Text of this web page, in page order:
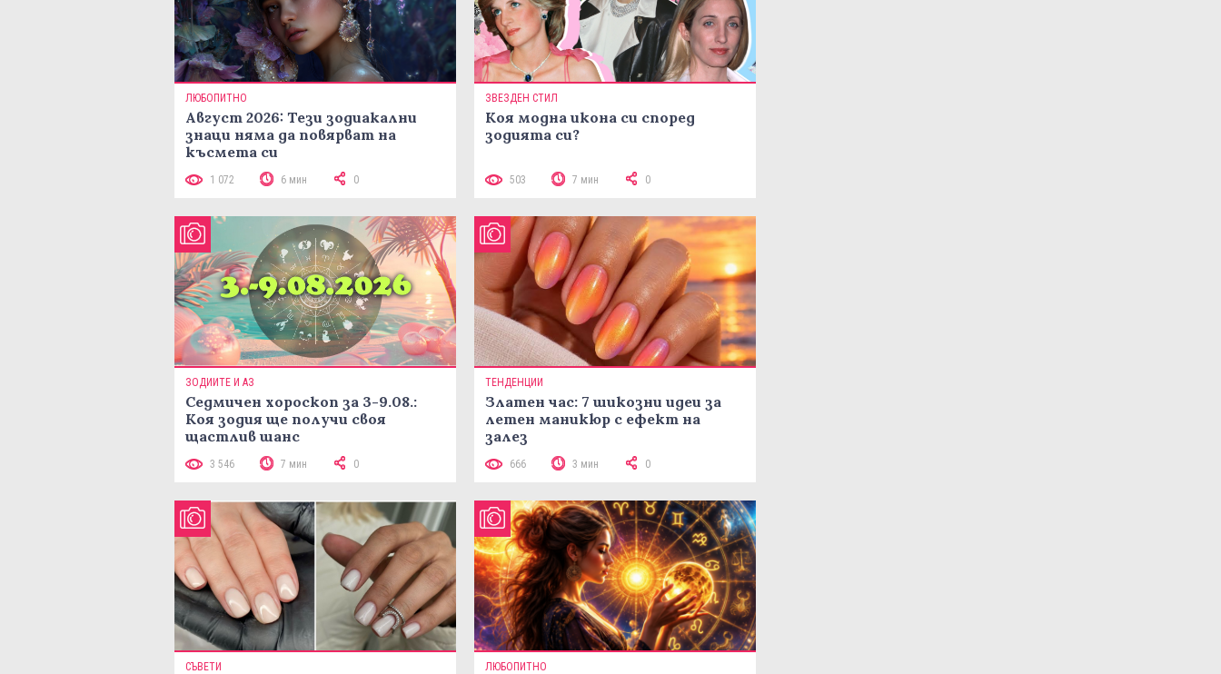
ЛЮБОПИТНО
Август 2026: Тези зодиакални
знаци няма да повярват на
късмета си
1 072 6 мин 0
ЗВЕЗДЕН СТИЛ
Коя модна икона си според
зодията си?
503 7 мин 0
ЗОДИИТЕ И АЗ
Седмичен хороскоп за 3-9.08.:
Коя зодия ще получи своя
щастлив шанс
3 546 7 мин 0
ТЕНДЕНЦИИ
Златен час: 7 шикозни идеи за
летен маникюр с ефект на
залез
666 3 мин 0
СЪВЕТИ ЛЮБОПИТНО